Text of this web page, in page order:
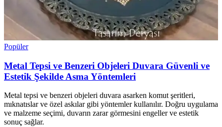
Popüler
Metal Tepsi ve Benzeri Objeleri Duvara Güvenli ve
Estetik Şekilde Asma Yöntemleri
Metal tepsi ve benzeri objeleri duvara asarken komut şeritleri,
mıknatıslar ve özel askılar gibi yöntemler kullanılır. Doğru uygulama
ve malzeme seçimi, duvarın zarar görmesini engeller ve estetik
sonuç sağlar.